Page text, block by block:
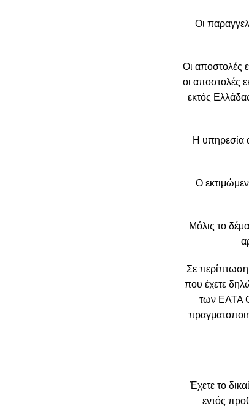
Οι
Οι αποστολές
οι αποστολές
εκτός
Η υπηρεσία
Ο
Μόλις το
Σε
που έχετε
των ΕΛΤΑ
Έχετε το
εντός